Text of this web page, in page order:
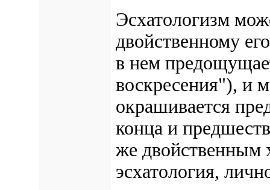
Эсхатологизм
двойственному
в нем
воскресения"), и
окрашивается
конца и
же двойственным
эсхатология,